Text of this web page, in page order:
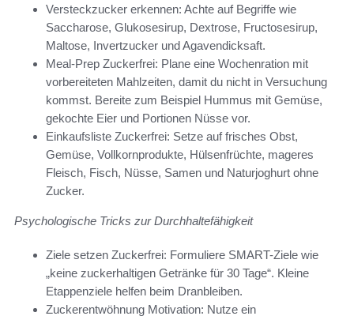
Versteckzucker erkennen: Achte auf Begriffe wie
Saccharose, Glukosesirup, Dextrose, Fructosesirup,
Maltose, Invertzucker und Agavendicksaft.
Meal-Prep Zuckerfrei: Plane eine Wochenration mit
vorbereiteten Mahlzeiten, damit du nicht in Versuchung
kommst. Bereite zum Beispiel Hummus mit Gemüse,
gekochte Eier und Portionen Nüsse vor.
Einkaufsliste Zuckerfrei: Setze auf frisches Obst,
Gemüse, Vollkornprodukte, Hülsenfrüchte, mageres
Fleisch, Fisch, Nüsse, Samen und Naturjoghurt ohne
Zucker.
Psychologische Tricks zur Durchhaltefähigkeit
Ziele setzen Zuckerfrei: Formuliere SMART-Ziele wie
„keine zuckerhaltigen Getränke für 30 Tage“. Kleine
Etappenziele helfen beim Dranbleiben.
Zuckerentwöhnung Motivation: Nutze ein